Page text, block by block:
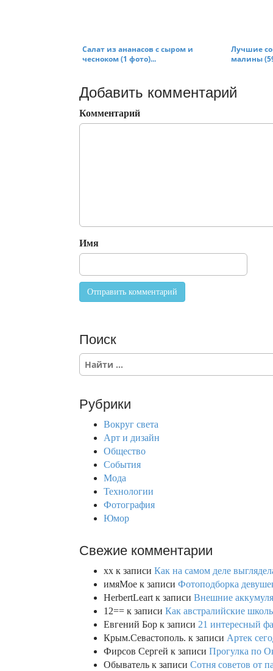
Салат из ананасов с сыром и
чесноком (1 фото)...
Лучшие
малины
Добавить комментарий
Комментарий
Имя
Поиск
S
e
c
Рубрики
Вокруг света
Арт и дизайн
Общество
События
Мода
Технологии
Фотография
Юмор
Свежие комментарии
xx к записи Как на самом деле
имяМое к записи Фотоподборка
HerbertLeart к записи Внешние
12== к записи Как австралийские
Евгений Бор к записи 21 интересный
Крым.Севастополь. к записи Артек
Фирсов Сергей к записи Прогулка по
Обыватель к записи Сотня советов от